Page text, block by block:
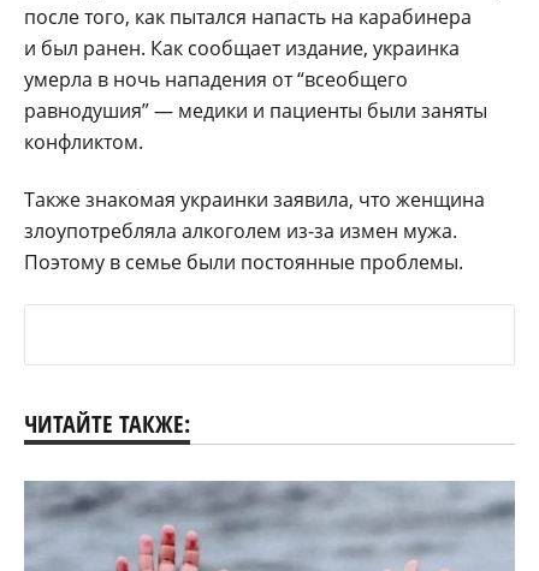
после того, как пытался напасть на карабинера
и был ранен. Как сообщает издание, украинка
умерла в ночь нападения от “всеобщего
равнодушия” — медики и пациенты были заняты
конфликтом.
Также знакомая украинки заявила, что женщина
злоупотребляла алкоголем из-за измен мужа.
Поэтому в семье были постоянные проблемы.
ЧИТАЙТЕ ТАКЖЕ: